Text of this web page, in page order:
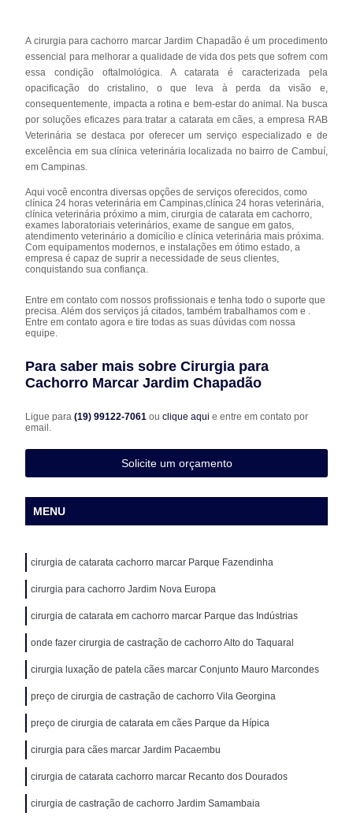
A cirurgia para cachorro marcar Jardim Chapadão é um procedimento
essencial para melhorar a qualidade de vida dos pets que sofrem com
essa condição oftalmológica. A catarata é caracterizada pela
opacificação do cristalino, o que leva à perda da visão e,
consequentemente, impacta a rotina e bem-estar do animal. Na busca
por soluções eficazes para tratar a catarata em cães, a empresa RAB
Veterinária se destaca por oferecer um serviço especializado e de
excelência em sua clínica veterinária localizada no bairro de Cambuí,
em Campinas.
Aqui você encontra diversas opções de serviços oferecidos, como
clínica 24 horas veterinária em Campinas,clínica 24 horas veterinária,
clínica veterinária próximo a mim, cirurgia de catarata em cachorro,
exames laboratoriais veterinários, exame de sangue em gatos,
atendimento veterinário a domicílio e clínica veterinária mais próxima.
Com equipamentos modernos, e instalações em ótimo estado, a
empresa é capaz de suprir a necessidade de seus clientes,
conquistando sua confiança.
Entre em contato com nossos profissionais e tenha todo o suporte que
precisa. Além dos serviços já citados, também trabalhamos com e .
Entre em contato agora e tire todas as suas dúvidas com nossa
equipe.
Para saber mais sobre Cirurgia para
Cachorro Marcar Jardim Chapadão
Ligue para(19) 99122-7061ouclique aqui e entre em contato por
email.
Solicite um orçamento
MENU
cirurgia de catarata cachorro marcar Parque Fazendinha
cirurgia para cachorro Jardim Nova Europa
cirurgia de catarata em cachorro marcar Parque das Indústrias
onde fazer cirurgia de castração de cachorro Alto do Taquaral
cirurgia luxação de patela cães marcar Conjunto Mauro Marcondes
preço de cirurgia de castração de cachorro Vila Georgina
preço de cirurgia de catarata em cães Parque da Hípica
cirurgia para cães marcar Jardim Pacaembu
cirurgia de catarata cachorro marcar Recanto dos Dourados
cirurgia de castração de cachorro Jardim Samambaia